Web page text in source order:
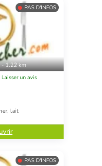
PAS D'INFOS
1.22 km
Laisser un avis
lait
PAS D'INFOS